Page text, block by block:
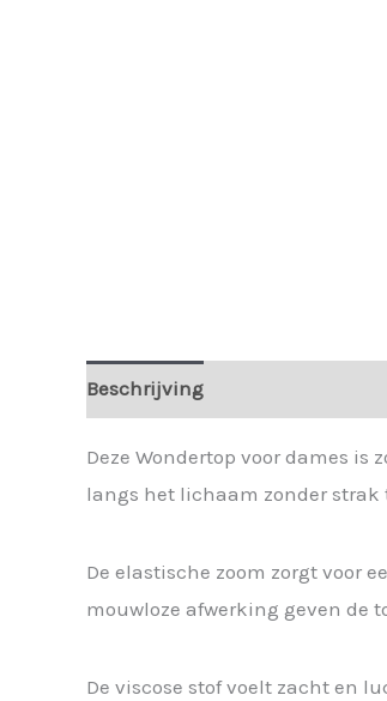
Beschrijving
Deze Wondertop voor dames is
langs het lichaam zonder strak
De elastische zoom zorgt voor
mouwloze afwerking geven de
De viscose stof voelt zacht en